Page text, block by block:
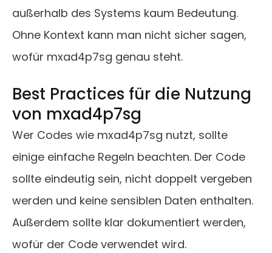
außerhalb des Systems kaum Bedeutung.
Ohne Kontext kann man nicht sicher sagen,
wofür mxad4p7sg genau steht.
Best Practices für die Nutzung
von mxad4p7sg
Wer Codes wie mxad4p7sg nutzt, sollte
einige einfache Regeln beachten. Der Code
sollte eindeutig sein, nicht doppelt vergeben
werden und keine sensiblen Daten enthalten.
Außerdem sollte klar dokumentiert werden,
wofür der Code verwendet wird.